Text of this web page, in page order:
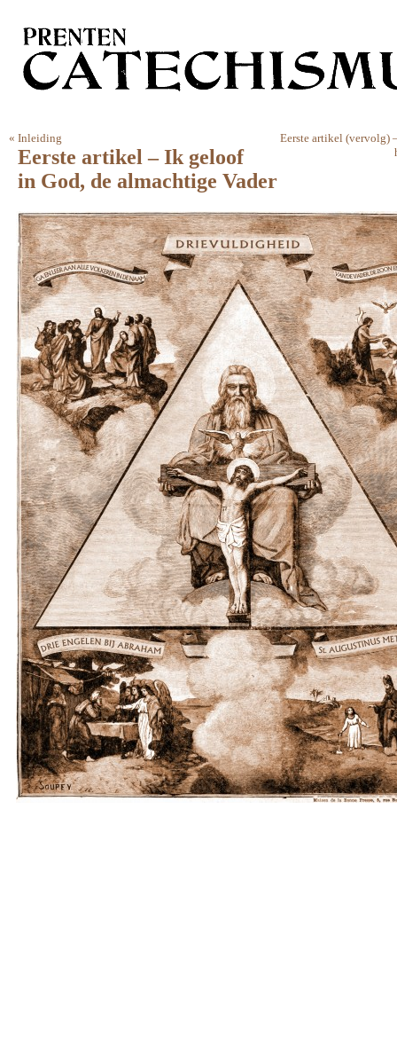
« Inleiding
Eerste artikel (vervolg)
Eerste artikel – Ik geloof
in God, de almachtige Vader